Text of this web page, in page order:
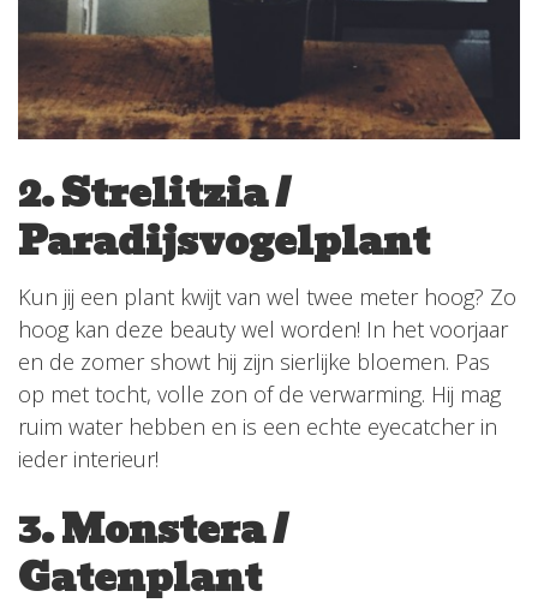
2. Strelitzia /
Paradijsvogelplant
Kun jij een plant kwijt van wel twee meter hoog? Zo
hoog kan deze beauty wel worden! In het voorjaar
en de zomer showt hij zijn sierlijke bloemen. Pas
op met tocht, volle zon of de verwarming. Hij mag
ruim water hebben en is een echte eyecatcher in
ieder interieur!
3. Monstera /
Gatenplant